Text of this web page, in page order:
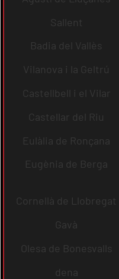
Sallent
Badia del Vallès
Vilanova i la Geltrú
Castellbell i el Vilar
Castellar del Riu
Eulàlia de Ronçana
Eugènia de Berga
Cornellà de Llobregat
Gavà
Olesa de Bonesvalls
dena